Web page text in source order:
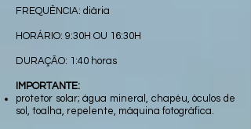
FREQUÊNCIA: diária
HORÁRIO: 9:30H OU 16:30H
DURAÇÃO: 1:40 horas
IMPORTANTE:
protetor solar; água mineral, chapéu, óculos de
sol, toalha, repelente, máquina fotográfica.